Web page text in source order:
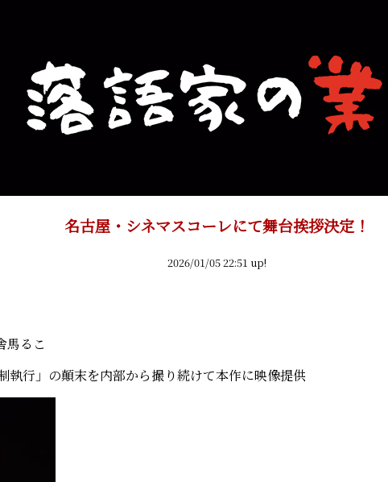
名古屋・シネマスコーレにて舞台挨拶決定！
2026/01/05 22:51 up!
馬るこ
行」の顛末を内部から撮り続けて本作に映像提供